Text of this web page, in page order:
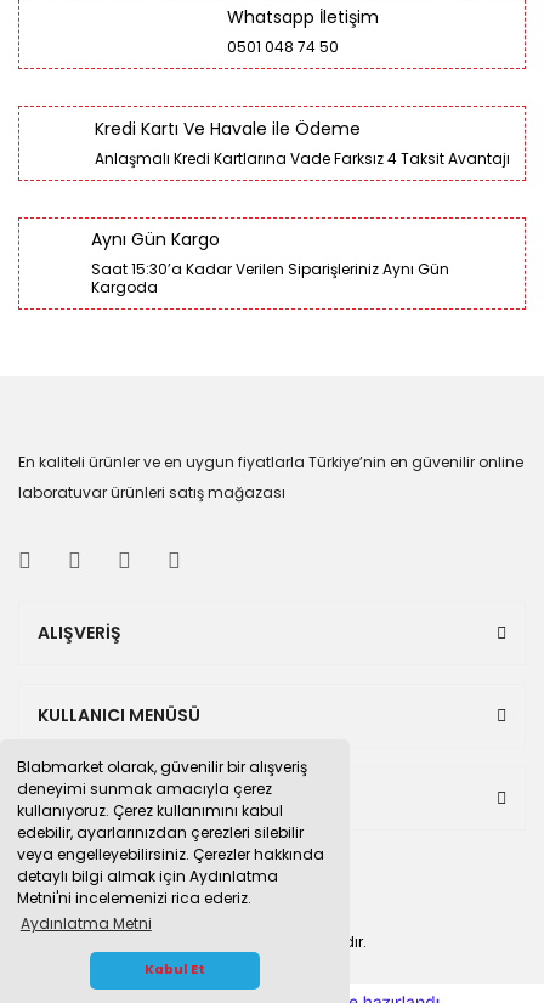
Blabmarket olarak, güvenilir bir alışveriş
deneyimi sunmak amacıyla çerez
kullanıyoruz. Çerez kullanımını kabul
edebilir, ayarlarınızdan çerezleri silebilir
veya engelleyebilirsiniz. Çerezler hakkında
detaylı bilgi almak için Aydınlatma
Metni'ni incelemenizi rica ederiz.
Aydınlatma Metni
Kabul Et
Whatsapp İletişim
0501 048 74 50
Kredi Kartı Ve Havale ile Ödeme
Anlaşmalı Kredi Kartlarına Vade Farksız 4 Taksit Avantajı
Aynı Gün Kargo
Saat 15:30’a Kadar Verilen Siparişleriniz Aynı Gün
Kargoda
En kaliteli ürünler ve en uygun fiyatlarla Türkiye’nin en güvenilir online
laboratuvar ürünleri satış mağazası
ALIŞVERİŞ
KULLANICI MENÜSÜ
BULUNDUĞUMUZ PAZAR YERLERİ
Tüm hakları saklıdır.
WHATSAPP İLETİŞİM